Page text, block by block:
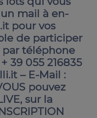
mail à en-
pour vos
de participer
par téléphone
39 055 216835
– E-Mail :
pouvez
sur la